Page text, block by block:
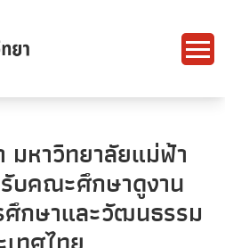
มหาวิทยาลัยแม่ฟ้า
บคณะศึกษาดูงาน
ศึกษาและวัฒนธรรม